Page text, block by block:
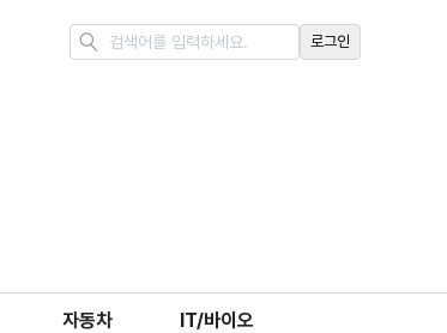
로그인
자동차 IT/바이오